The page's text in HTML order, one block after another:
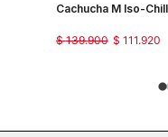
Cachucha M Iso-
$ 111.920
$ 139.900